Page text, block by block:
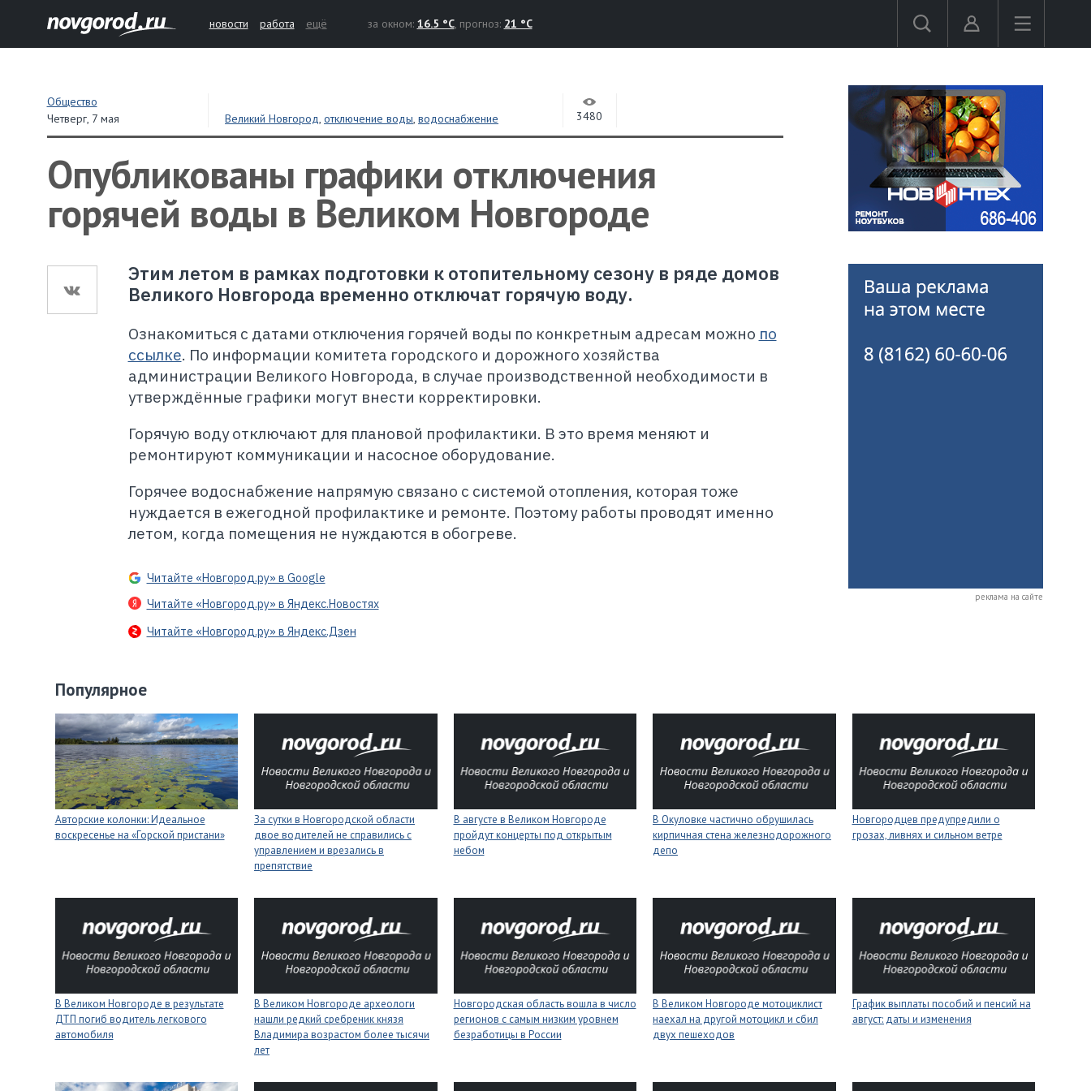
новости работа ещё за окном: 16.5 °C, прогноз: 21 °C
Общество
Четверг, 7 мая Великий Новгород,отключение воды,водоснабжение 3480
Опубликованы графики отключения
горячей воды в Великом Новгороде
Этим летом в рамках подготовки к отопительному сезону в ряде домов
Великого Новгорода временно отключат горячую воду.
Ознакомиться с датами отключения горячей воды по конкретным адресам можно по
ссылке. По информации комитета городского и дорожного хозяйства
администрации Великого Новгорода, в случае производственной необходимости в
утверждённые графики могут внести корректировки.
Горячую воду отключают для плановой профилактики. В это время меняют и
ремонтируют коммуникации и насосное оборудование.
Горячее водоснабжение напрямую связано с системой отопления, которая тоже
нуждается в ежегодной профилактике и ремонте. Поэтому работы проводят именно
летом, когда помещения не нуждаются в обогреве.
Читайте «Новгород.ру» в Google
Читайте «Новгород.ру» в Яндекс.Новостях
Читайте «Новгород.ру» в Яндекс.Дзен
реклама на сайте
Популярное
Авторские колонки: Идеальное
воскресенье на «Горской пристани»
За сутки в Новгородской области
двое водителей не справились с
управлением и врезались в
препятствие
В августе в Великом Новгороде
пройдут концерты под открытым
небом
В Окуловке частично обрушилась
кирпичная стена железнодорожного
депо
Новгородцев предупредили о
грозах, ливнях и сильном ветре
В Великом Новгороде в результате
ДТП погиб водитель легкового
автомобиля
В Великом Новгороде археологи
нашли редкий сребреник князя
Владимира возрастом более тысячи
лет
Новгородская область вошла в число
регионов с самым низким уровнем
безработицы в России
В Великом Новгороде мотоциклист
наехал на другой мотоцикл и сбил
двух пешеходов
График выплаты пособий и пенсий на
август: даты и изменения